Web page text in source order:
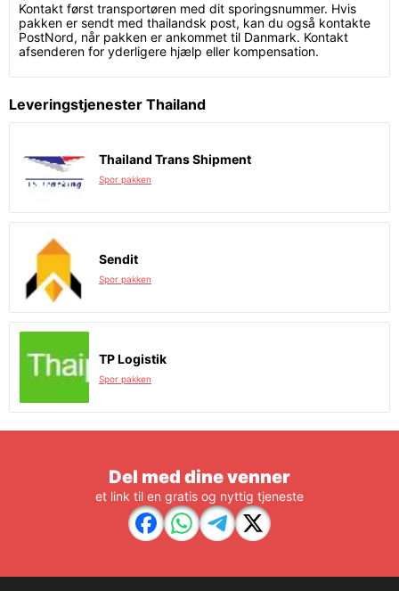
Kontakt først transportøren med dit sporingsnummer. Hvis
pakken er sendt med thailandsk post, kan du også kontakte
PostNord, når pakken er ankommet til Danmark. Kontakt
afsenderen for yderligere hjælp eller kompensation.
Leveringstjenester Thailand
Thailand Trans Shipment
Spor pakken
Sendit
Spor pakken
TP Logistik
Spor pakken
Del med dine venner
et link til en gratis og nyttig tjeneste